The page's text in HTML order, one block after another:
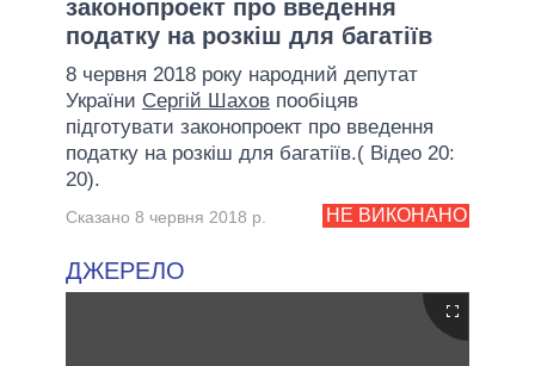
законопроект про введення
податку на розкіш для багатіїв
8 червня 2018 року народний депутат
України Сергій Шахов пообіцяв
підготувати законопроект про введення
податку на розкіш для багатіїв.( Відео 20:
20).
НЕ ВИКОНАНО
Сказано 8 червня 2018 р.
ДЖЕРЕЛО